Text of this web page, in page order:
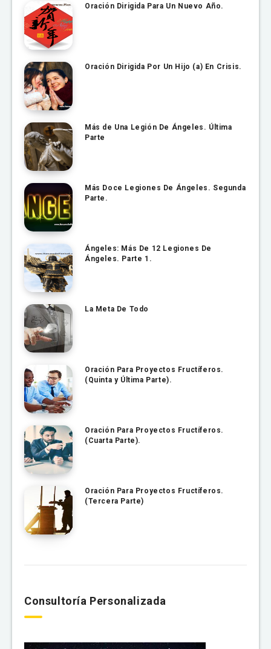
Oración Dirigida Para Un Nuevo Año.
Oración Dirigida Por Un Hijo (a) En Crisis.
Más de Una Legión De Ángeles. Última
Parte
Más Doce Legiones De Ángeles. Segunda
Parte.
Ángeles: Más De 12 Legiones De
Ángeles. Parte 1.
La Meta De Todo
Oración Para Proyectos Fructíferos.
(Quinta y Última Parte).
Oración Para Proyectos Fructíferos.
(Cuarta Parte).
Oración Para Proyectos Fructíferos.
(Tercera Parte)
Consultoría Personalizada